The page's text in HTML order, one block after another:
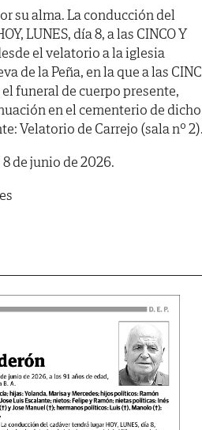
su alma. La conducción del
LUNES, día 8, a las CINCO Y
el velatorio a la iglesia
de la Peña, en la que a las
funeral de cuerpo presente,
en el cementerio de dicho
Velatorio de Carrejo (sala nº
de junio de 2026.